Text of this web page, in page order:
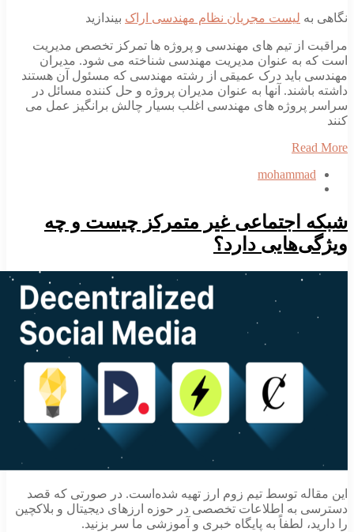
نگاهی بهلیست مجریان نظام مهندسی اراکبیندازید
مراقبت از تیم های مهندسی و پروژه ها تمرکز تخصص مدیریت
است که به عنوان مدیریت مهندسی شناخته می شود. مدیران
مهندسی باید درک عمیقی از رشته مهندسی که مسئول آن هستند
داشته باشند. آنها به عنوان مدیران پروژه و حل کننده مسائل در
سراسر پروژه های مهندسی اغلب بسیار چالش برانگیز عمل می
کنند
Read More
mohammad
شبکه اجتماعی غیر متمرکز چیست و چه
ویژگی‌هایی دارد؟
این مقاله توسط تیم زوم ارز تهیه شده‌است. در صورتی که قصد
دسترسی به اطلاعات تخصصی در حوزه ارزهای دیجیتال و بلاکچین
را دارید، لطفاً به پایگاه خبری و آموزشی ما سر بزنید.